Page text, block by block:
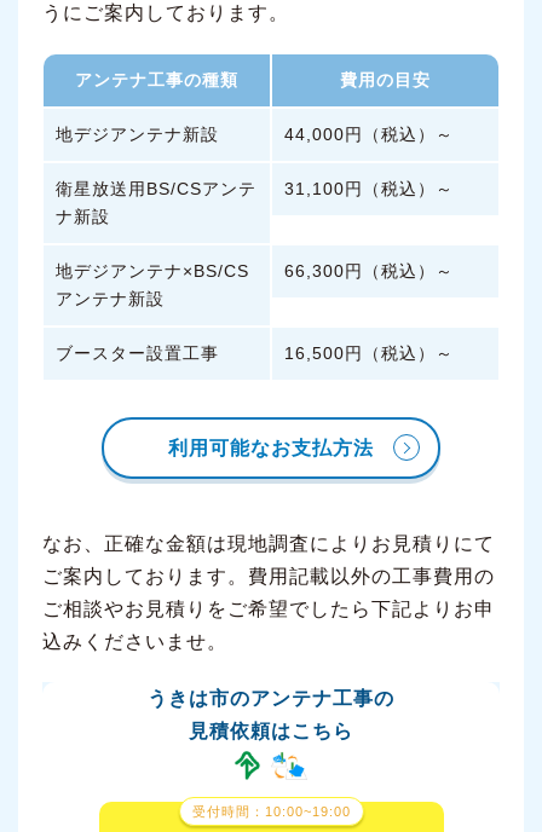
うにご案内しております。
アンテナ工事の種類 費用の目安
地デジアンテナ新設 44,000円（税込）～
衛星放送用BS/CSアンテ
ナ新設
31,100円（税込）～
地デジアンテナ×BS/CS
アンテナ新設
66,300円（税込）～
ブースター設置工事 16,500円（税込）～
利用可能なお支払方法
なお、正確な金額は現地調査によりお見積りにて
ご案内しております。費用記載以外の工事費用の
ご相談やお見積りをご希望でしたら下記よりお申
込みくださいませ。
うきは市のアンテナ工事の
見積依頼はこちら
受付時間：10:00~19:00